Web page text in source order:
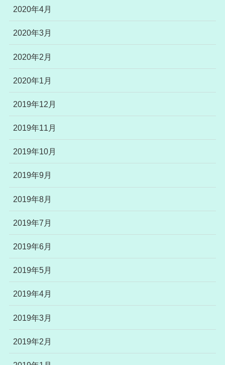
2020年4月
2020年3月
2020年2月
2020年1月
2019年12月
2019年11月
2019年10月
2019年9月
2019年8月
2019年7月
2019年6月
2019年5月
2019年4月
2019年3月
2019年2月